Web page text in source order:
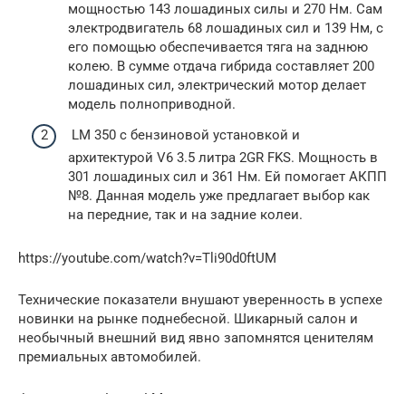
мощностью 143 лошадиных силы и 270 Нм. Сам
электродвигатель 68 лошадиных сил и 139 Нм, с
его помощью обеспечивается тяга на заднюю
колею. В сумме отдача гибрида составляет 200
лошадиных сил, электрический мотор делает
модель полноприводной.
LM 350 с бензиновой установкой и
архитектурой V6 3.5 литра 2GR FKS. Мощность в
301 лошадиных сил и 361 Нм. Ей помогает АКПП
№8. Данная модель уже предлагает выбор как
на передние, так и на задние колеи.
https://youtube.com/watch?v=Tli90d0ftUM
Технические показатели внушают уверенность в успехе
новинки на рынке поднебесной. Шикарный салон и
необычный внешний вид явно запомнятся ценителям
премиальных автомобилей.